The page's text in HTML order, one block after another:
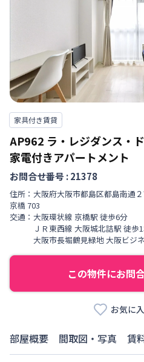
家具付き賃貸
AP962 ラ・レジダンス・
家電付きアパートメント
お問合せ番号 :21378
住所： 大阪府大阪市都島区都島南通
京橋 703
交通： 大阪環状線 京橋駅 徒歩6分
ＪＲ東西線 大阪城北詰駅 徒歩
大阪市長堀鶴見緑地大阪ビジ
この物件にお問
お気に
部屋概要 間取図・写真 賃